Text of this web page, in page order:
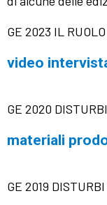
GE 2023 IL
video
GE 2020
materiali
GE 2019